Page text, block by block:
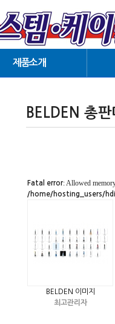
제품소개
외산수입전문
FA통신용(광)
Harness(Cabling)
Coaxial 동축케이블
BELDEN 총판
Fatal error: Allowed
/home/hosting_users/
BELDEN 이미지
최고관리자